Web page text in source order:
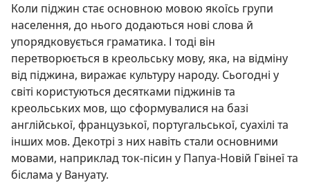
Коли піджин стає основною мовою якоїсь групи
населення, до нього додаються нові слова й
упорядковується граматика. І тоді він
перетворюється в креольську мову, яка, на відміну
від піджина, виражає культуру народу. Сьогодні у
світі користуються десятками піджинів та
креольських мов, що сформувалися на базі
англійської, французької, португальської, суахілі та
інших мов. Декотрі з них навіть стали основними
мовами, наприклад ток-пісин у Папуа-Новій Гвінеї та
біслама у Вануату.